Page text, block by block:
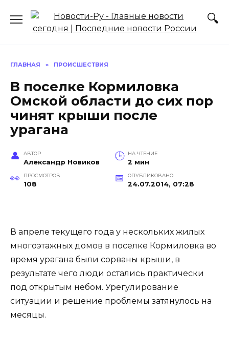
содержанию
ГЛАВНАЯ » ПРОИСШЕСТВИЯ
В поселке Кормиловка
Омской области до сих пор
чинят крыши после
урагана
АВТОР
Александр Новиков
НА ЧТЕНИЕ
2 мин
ПРОСМОТРОВ
108
ОПУБЛИКОВАНО
24.07.2014, 07:28
В апреле текущего года у нескольких жилых
многоэтажных домов в поселке Кормиловка во
время урагана были сорваны крыши, в
результате чего люди остались практически
под открытым небом. Урегулирование
ситуации и решение проблемы затянулось на
месяцы.